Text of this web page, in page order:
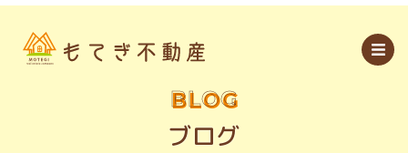
内
BLOG
ブログ